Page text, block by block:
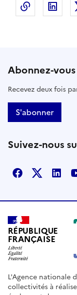
Copier le
Abonnez-
Recevez deux fois
S'abonner
Suivez-nous
Facebook
X
RÉPUBLIQUE
FRANÇAISE
L'Agence nationale
collectivités à